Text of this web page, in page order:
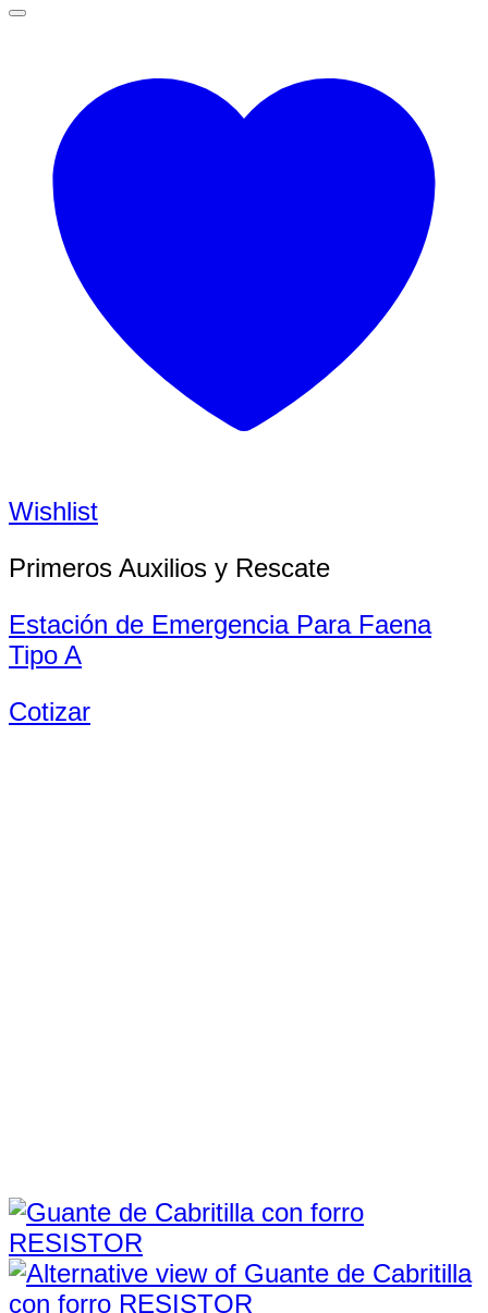
Wishlist
Primeros Auxilios y Rescate
Estación de Emergencia Para Faena
Tipo A
Cotizar